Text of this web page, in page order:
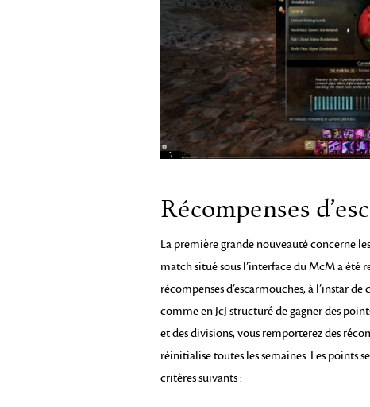
Récompenses
La première grande nouveauté concerne
match situé sous l’interface du McM a été
récompenses d’escarmouches, à l’instar
comme en JcJ structuré de gagner des
et des divisions, vous remporterez des
réinitialise toutes les semaines. Les points
critères suivants :